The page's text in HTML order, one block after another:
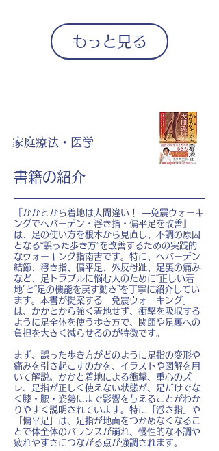
もっと見る
家庭療法・医学
書籍の紹介
『かかとから着地は大間違い！ ―免震ウォーキ
ングでヘバーデン・浮き指・偏平足を改善』
は、足の使い方を根本から見直し、不調の原因
となる“誤った歩き方”を改善するための実践的
なウォーキング指南書です。特に、ヘバーデン
結節、浮き指、偏平足、外反母趾、足裏の痛み
など、足トラブルに悩む人のために“正しい着
地”と“足の機能を戻す動き”を丁寧に紹介してい
ます。本書が提案する「免震ウォーキング」
は、かかとから強く着地せず、衝撃を吸収する
ように足全体を使う歩き方で、関節や足裏への
負担を大きく減らせるのが特徴です。
まず、誤った歩き方がどのように足指の変形や
痛みを引き起こすのかを、イラストや図解を用
いて解説。かかと着地による衝撃、重心のズ
レ、足指が正しく使えない状態が、足だけでな
く膝・腰・姿勢にまで影響を与えることがわか
りやすく説明されています。特に「浮き指」や
「偏平足」は、足指が地面をつかめなくなるこ
とで体全体のバランスが崩れ、慢性的な不調や
疲れやすさにつながる点が強調されます。